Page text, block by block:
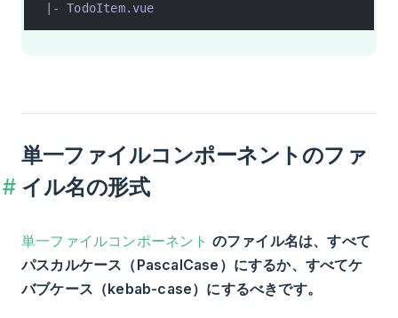
|- TodoItem.vue
単一ファイルコンポーネントのファ
イル名の形式
単一ファイルコンポーネント のファイル名は、すべて
パスカルケース（PascalCase）にするか、すべてケ
バブケース（kebab-case）にするべきです。